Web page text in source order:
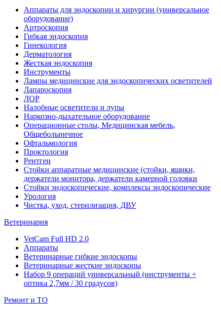
Аппараты для эндоскопии и хирургии (универсальное
оборудование)
Артроскопия
Гибкая эндоскопия
Гинекология
Дерматология
Жесткая эндоскопия
Инструменты
Лампы медицинские для эндоскопических осветителей
Лапароскопия
ЛОР
Налобные осветители и лупы
Наркозно-дыхательное оборудование
Операционные столы, Медицинская мебель,
Общебольничное
Офтальмология
Проктология
Рентген
Стойки аппаратные медицинские (стойки, ящики,
держатели монитора, держатели камерной головки
Стойки эндоскопические, комплексы эндоскопические
Урология
Чистка, уход, стерилизация, ДВУ
Ветеринария
VetCam Full HD 2.0
Аппараты
Ветеринарные гибкие эндоскопы
Ветеринарные жесткие эндоскопы
Набор 9 операций универсальный (инструменты +
оптика 2,7мм / 30 градусов)
Ремонт и ТО